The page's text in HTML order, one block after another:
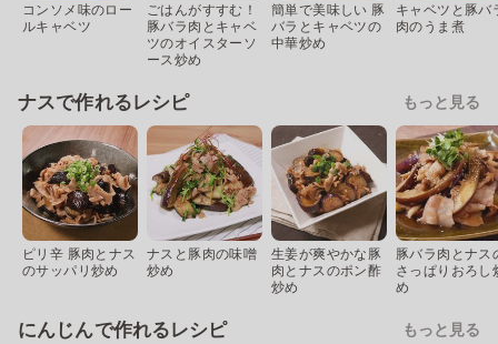
コンソメ味のロー
ルキャベツ
ごはんがすすむ！
豚バラ肉とキャベ
ツのオイスターソ
ース炒め
簡単で美味しい 豚
バラとキャベツの
中華炒め
キャベツと豚バ
肉のうま煮
ナスで作れるレシピ もっと見る
ピリ辛 豚肉とナス
のサッパリ炒め
ナスと豚肉の味噌
炒め
生姜が爽やかな豚
肉とナスのポン酢
炒め
豚バラ肉とナス
さっぱりおろし
め
にんじんで作れるレシピ もっと見る